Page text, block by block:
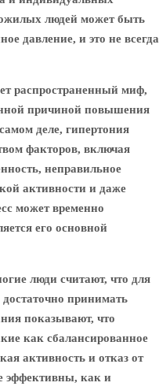
людей может быть
давление, и это не всегда
распространенный миф,
причиной повышения
деле, гипертония
факторов, включая
неправильное
активности и даже
может временно
его основной
люди считают, что для
принимать
показывают, что
как сбалансированное
активность и отказ от
эффективны, как и